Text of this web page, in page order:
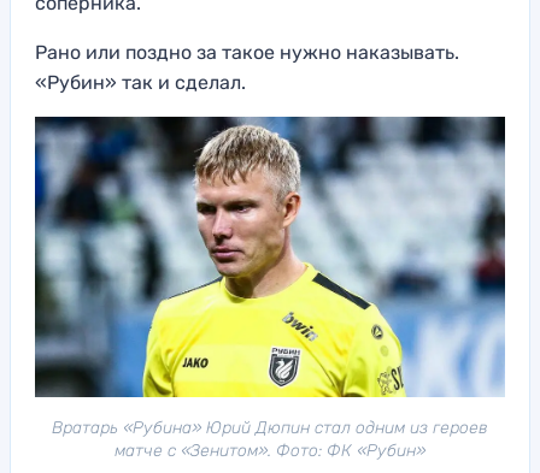
Рано или поздно за такое нужно наказывать.
«Рубин» так и сделал.
Вратарь «Рубина» Юрий Дюпин стал одним из героев
матче с «Зенитом». Фото: ФК «Рубин»